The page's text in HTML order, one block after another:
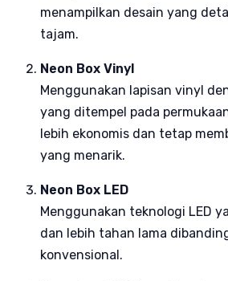
menampilkan desain yang
tajam.
Neon Box Vinyl
Menggunakan lapisan vinyl
yang ditempel pada
lebih ekonomis dan tetap
yang menarik.
Neon Box LED
Menggunakan teknologi LED
dan lebih tahan lama
konvensional.